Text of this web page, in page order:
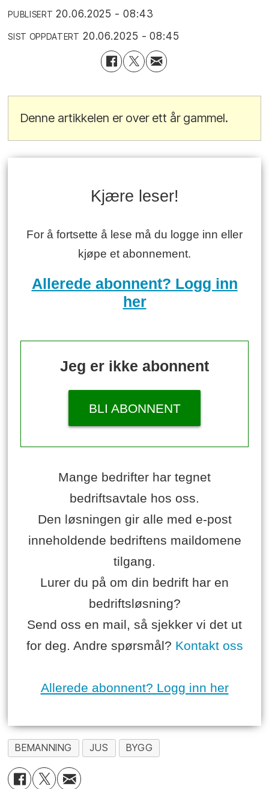
PUBLISERT 20.06.2025 - 08:43
SIST OPPDATERT 20.06.2025 - 08:45
Denne artikkelen er over ett år gammel.
Kjære leser!
For å fortsette å lese må du logge inn eller
kjøpe et abonnement.
Allerede abonnent? Logg inn
her
Jeg er ikke abonnent
BLI ABONNENT
Mange bedrifter har tegnet
bedriftsavtale hos oss.
Den løsningen gir alle med e-post
inneholdende bedriftens maildomene
tilgang.
Lurer du på om din bedrift har en
bedriftsløsning?
Send oss en mail, så sjekker vi det ut
for deg. Andre spørsmål? Kontakt oss
Allerede abonnent? Logg inn her
BEMANNING JUS BYGG